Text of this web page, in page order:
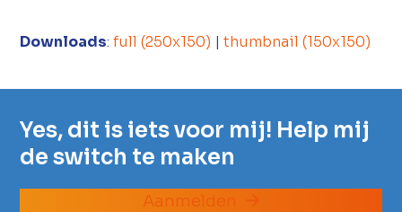
Downloads:full (250x150) |thumbnail (150x150)
Yes, dit is iets voor mij! Help mij
de switch te maken
Aanmelden